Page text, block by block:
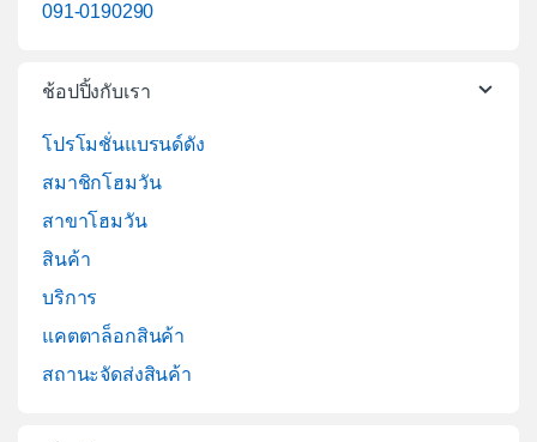
091-0190290
ช้อปปิ้งกับเรา
โปรโมชั่นแบรนด์ดัง
สมาชิกโฮมวัน
สาขาโฮมวัน
สินค้า
บริการ
แคตตาล็อกสินค้า
สถานะจัดส่งสินค้า